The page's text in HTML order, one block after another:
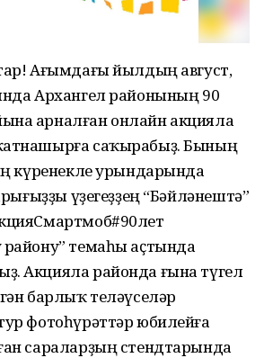
Ағымдағы йылдың август,
Архангел районының 90
арналған онлайн акцияла
саҡырабыҙ. Бының
күренекле урындарында
үҙегеҙҙең “Бәйләнештә”
темаһы аҫтында
Акцияла районда ғына түгел
барлыҡ теләүселәр
фотоһүрәттәр юбилейға
сараларҙың стендтарында